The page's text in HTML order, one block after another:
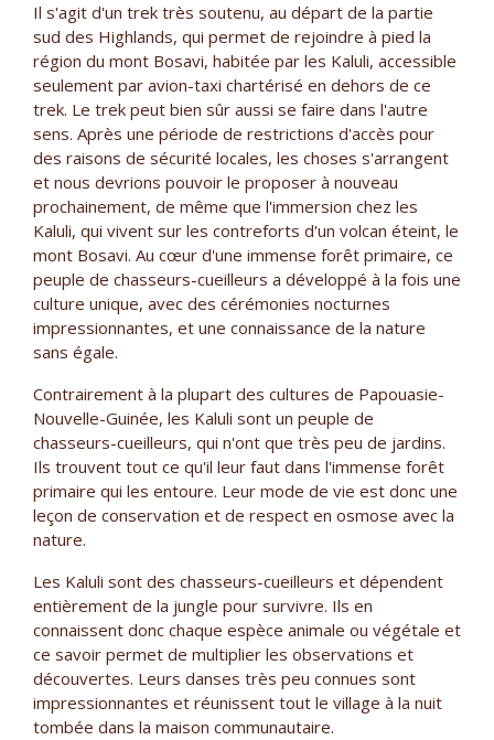
Il s'agit d'un trek très soutenu, au départ de la partie
sud des Highlands, qui permet de rejoindre à pied la
région du mont Bosavi, habitée par les Kaluli, accessible
seulement par avion-taxi chartérisé en dehors de ce
trek. Le trek peut bien sûr aussi se faire dans l'autre
sens. Après une période de restrictions d'accès pour
des raisons de sécurité locales, les choses s'arrangent
et nous devrions pouvoir le proposer à nouveau
prochainement, de même que l'immersion chez les
Kaluli, qui vivent sur les contreforts d'un volcan éteint, le
mont Bosavi. Au cœur d'une immense forêt primaire, ce
peuple de chasseurs-cueilleurs a développé à la fois une
culture unique, avec des cérémonies nocturnes
impressionnantes, et une connaissance de la nature
sans égale.
Contrairement à la plupart des cultures de Papouasie-
Nouvelle-Guinée, les Kaluli sont un peuple de
chasseurs-cueilleurs, qui n'ont que très peu de jardins.
Ils trouvent tout ce qu'il leur faut dans l'immense forêt
primaire qui les entoure. Leur mode de vie est donc une
leçon de conservation et de respect en osmose avec la
nature.
Les Kaluli sont des chasseurs-cueilleurs et dépendent
entièrement de la jungle pour survivre. Ils en
connaissent donc chaque espèce animale ou végétale et
ce savoir permet de multiplier les observations et
découvertes. Leurs danses très peu connues sont
impressionnantes et réunissent tout le village à la nuit
tombée dans la maison communautaire.